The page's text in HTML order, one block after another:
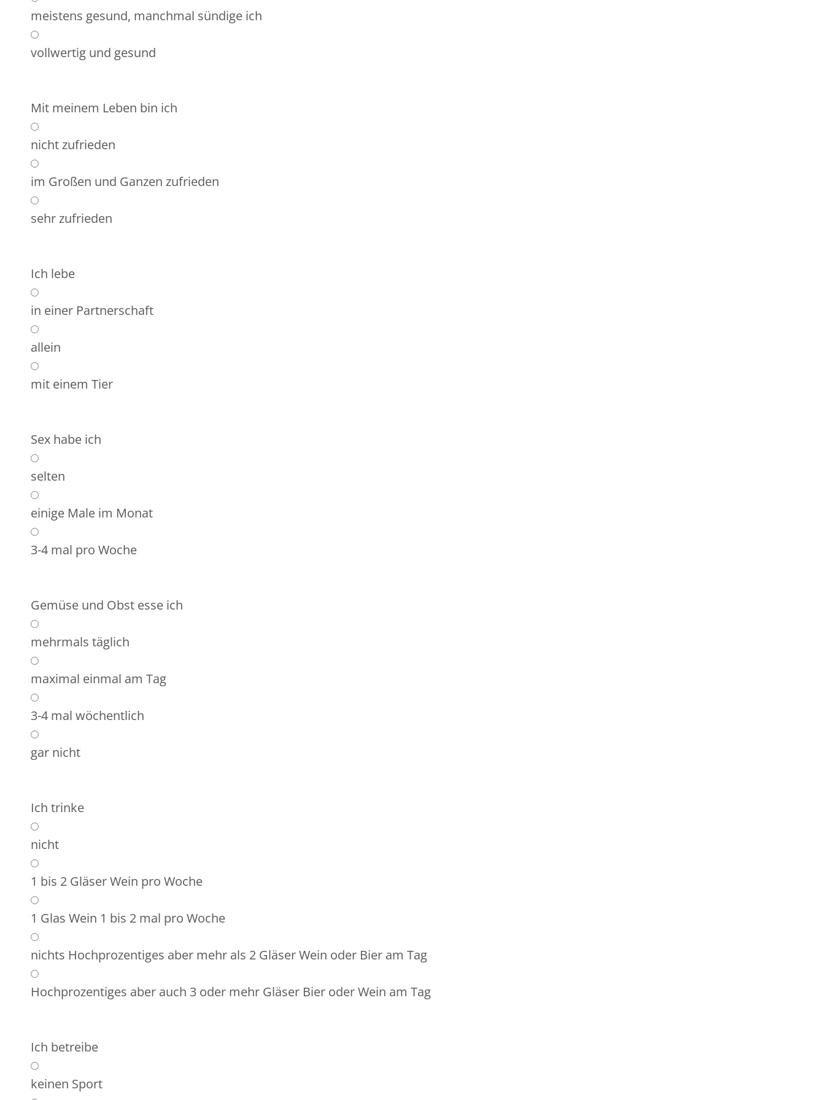
meistens gesund, manchmal sündige ich
vollwertig und gesund
Mit meinem Leben bin ich
nicht zufrieden
im Großen und Ganzen zufrieden
sehr zufrieden
Ich lebe
in einer Partnerschaft
allein
mit einem Tier
Sex habe ich
selten
einige Male im Monat
3-4 mal pro Woche
Gemüse und Obst esse ich
mehrmals täglich
maximal einmal am Tag
3-4 mal wöchentlich
gar nicht
Ich trinke
nicht
1 bis 2 Gläser Wein pro Woche
1 Glas Wein 1 bis 2 mal pro Woche
nichts Hochprozentiges aber mehr als 2 Gläser Wein oder Bier am Tag
Hochprozentiges aber auch 3 oder mehr Gläser Bier oder Wein am Tag
Ich betreibe
keinen Sport